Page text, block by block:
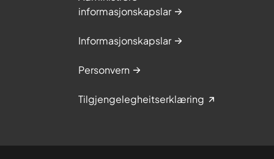
informasjonskapslar
Informasjonskapslar
Personvern
Tilgjengelegheitserklæring